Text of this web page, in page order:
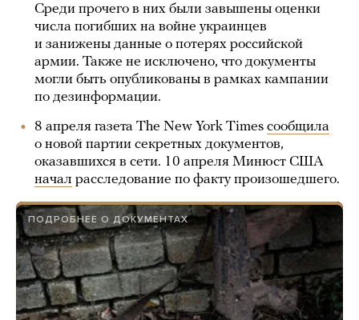
Среди прочего в них были завышены оценки
числа погибших на войне украинцев
и занижены данные о потерях российской
армии. Также не исключено, что документы
могли быть опубликованы в рамках кампании
по дезинформации.
8 апреля газета The New York Times сообщила
о новой партии секретных документов,
оказавшихся в сети. 10 апреля Минюст США
начал расследование по факту произошедшего.
ПОДРОБНЕЕ О ДОКУМЕНТАХ